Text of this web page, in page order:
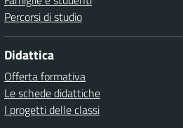
Percorsi di studio
Didattica
Offerta formativa
Le schede didattiche
I progetti delle classi